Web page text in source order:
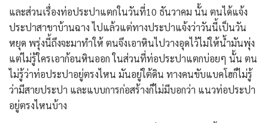
และส่วนเรื่องท่อประปาแตกในวันที่10 ธันวาคม นั้น ตนได้แจ้ง
ประปาสาขาบ้านฉาง ไปแล้วแต่ทางประปาแจ้งว่าวันนี้เป็นวัน
หยุด พรุ่งนี้ถึงจะมาทำให้ ตนจึงเอาหินไปวางอุดไว้ไม่ให้น้ำมันพุ่ง
แต่ไม่รู้ใครเอาก้อนหินออก ในส่วนที่ท่อประปาแตกบ่อยๆ นั้น ตน
ไม่รู้ว่าท่อประปาอยู่ตรงไหน มันอยู่ใต้ดิน ทางคนขับแบคโฮก็ไม่รู้
ว่ามีสายประปา และแบบการก่อสร้างก็ไม่มีบอกว่า แนวท่อประปา
อยู่ตรงไหนบ้าง